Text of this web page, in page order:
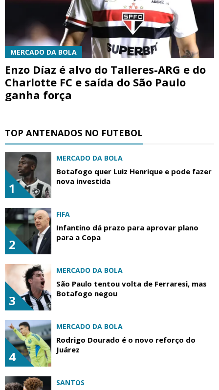
MERCADO DA BOLA
Enzo Díaz é alvo do Talleres-ARG e do
Charlotte FC e saída do São Paulo
ganha força
TOP ANTENADOS NO FUTEBOL
1
MERCADO DA BOLA
Botafogo quer Luiz Henrique e pode fazer
nova investida
2
FIFA
Infantino dá prazo para aprovar plano
para a Copa
3
MERCADO DA BOLA
São Paulo tentou volta de Ferraresi, mas
Botafogo negou
4
MERCADO DA BOLA
Rodrigo Dourado é o novo reforço do
Juárez
SANTOS